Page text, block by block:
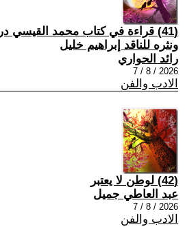
(41) قراءة في كتاب محمد القيسي
ونثره للناقد إبراهيم خليل
رائد الحواري
2026 / 8 / 7
الادب والفن
(42) لوطن لا يعتبر
عبد العاطي جميل
2026 / 8 / 7
الادب والفن